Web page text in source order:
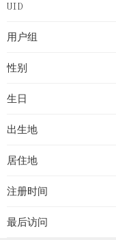
UID
用户组
性别
生日
出生地
居住地
注册时间
最后访问